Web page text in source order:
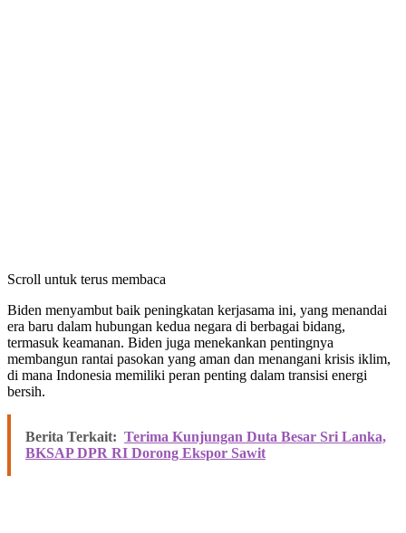
Scroll untuk terus membaca
Biden menyambut baik peningkatan kerjasama ini, yang menandai
era baru dalam hubungan kedua negara di berbagai bidang,
termasuk keamanan. Biden juga menekankan pentingnya
membangun rantai pasokan yang aman dan menangani krisis iklim,
di mana Indonesia memiliki peran penting dalam transisi energi
bersih.
Berita Terkait: Terima Kunjungan Duta Besar Sri Lanka,
BKSAP DPR RI Dorong Ekspor Sawit